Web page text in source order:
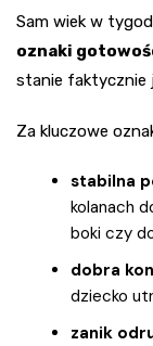
Sam wiek w
oznaki
stanie faktycznie
Za kluczowe
stabilna
kolanach
boki czy
dobra
dziecko
zanik